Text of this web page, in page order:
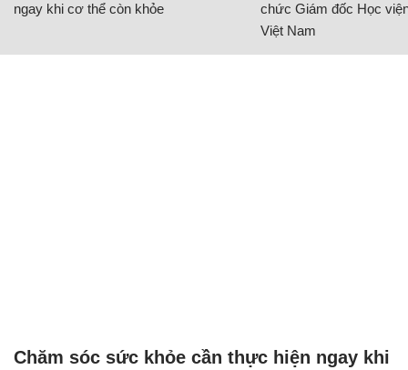
ngay khi cơ thể còn khỏe
chức Giám đốc Học
Việt Nam
Chăm sóc sức khỏe cần thực hiện ngay khi